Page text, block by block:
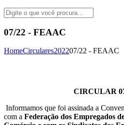
07/22 - FEAAC
HomeCirculares202207/22 - FEAAC
CIRCULAR
Informamos que foi assinada a
com a Federação dos Empregados